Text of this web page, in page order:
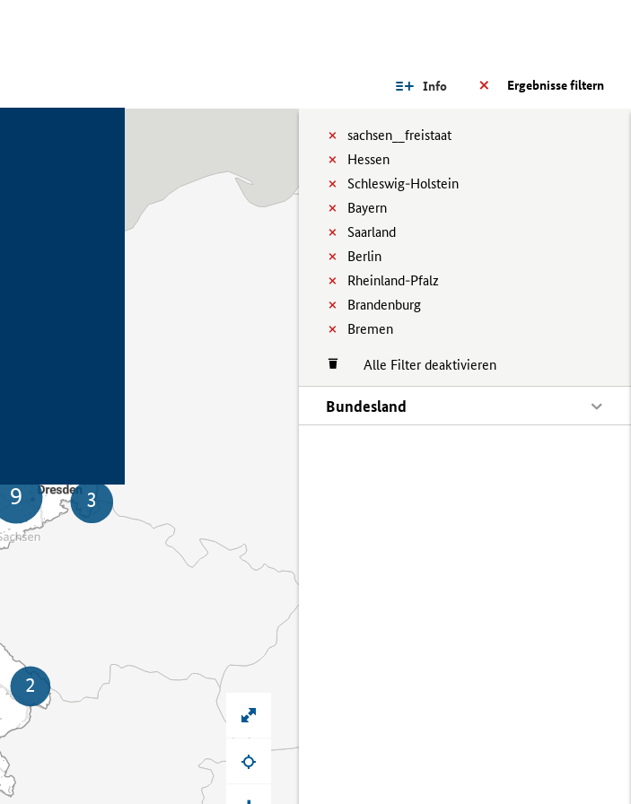
Ergebnisse filtern
Info
sachsen__freistaat
Hessen
Schleswig-Holstein
Bayern
Saarland
Berlin
Rheinland-Pfalz
Brandenburg
Bremen
Alle Filter deaktivieren
Bundesland